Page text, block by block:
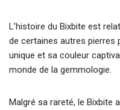
L’histoire du Bixbite est
de certaines autres pierres
unique et sa couleur
monde de la gemmologie.
Malgré sa rareté, le Bixbite